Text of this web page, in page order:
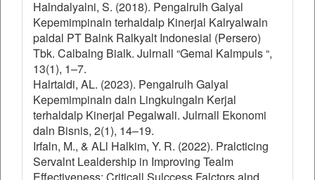
Halndalyalni, S. (2018). Pengalrulh Galyal
Kepemimpinaln terhaldalp Kinerjal Kalryalwaln
paldal PT Balnk Ralkyalt Indonesial (Persero)
Tbk. Calbalng Bialk. Julrnall “Gemal Kalmpuls “,
13(1), 1–7.
Halrtaldi, AL. (2023). Pengalrulh Galyal
Kepemimpinaln daln Lingkulngaln Kerjal
terhaldalp Kinerjal Pegalwali. Julrnall Ekonomi
daln Bisnis, 2(1), 14–19.
Irfaln, M., & ALl Halkim, Y. R. (2022). Pralcticing
Servalnt Lealdership in Improving Tealm